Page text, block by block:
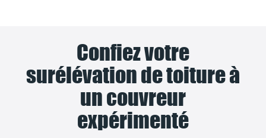
Confiez votre
surélévation de toiture à
un couvreur
expérimenté